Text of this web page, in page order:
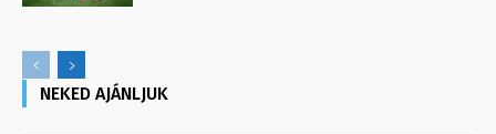
NEKED AJÁNLJUK